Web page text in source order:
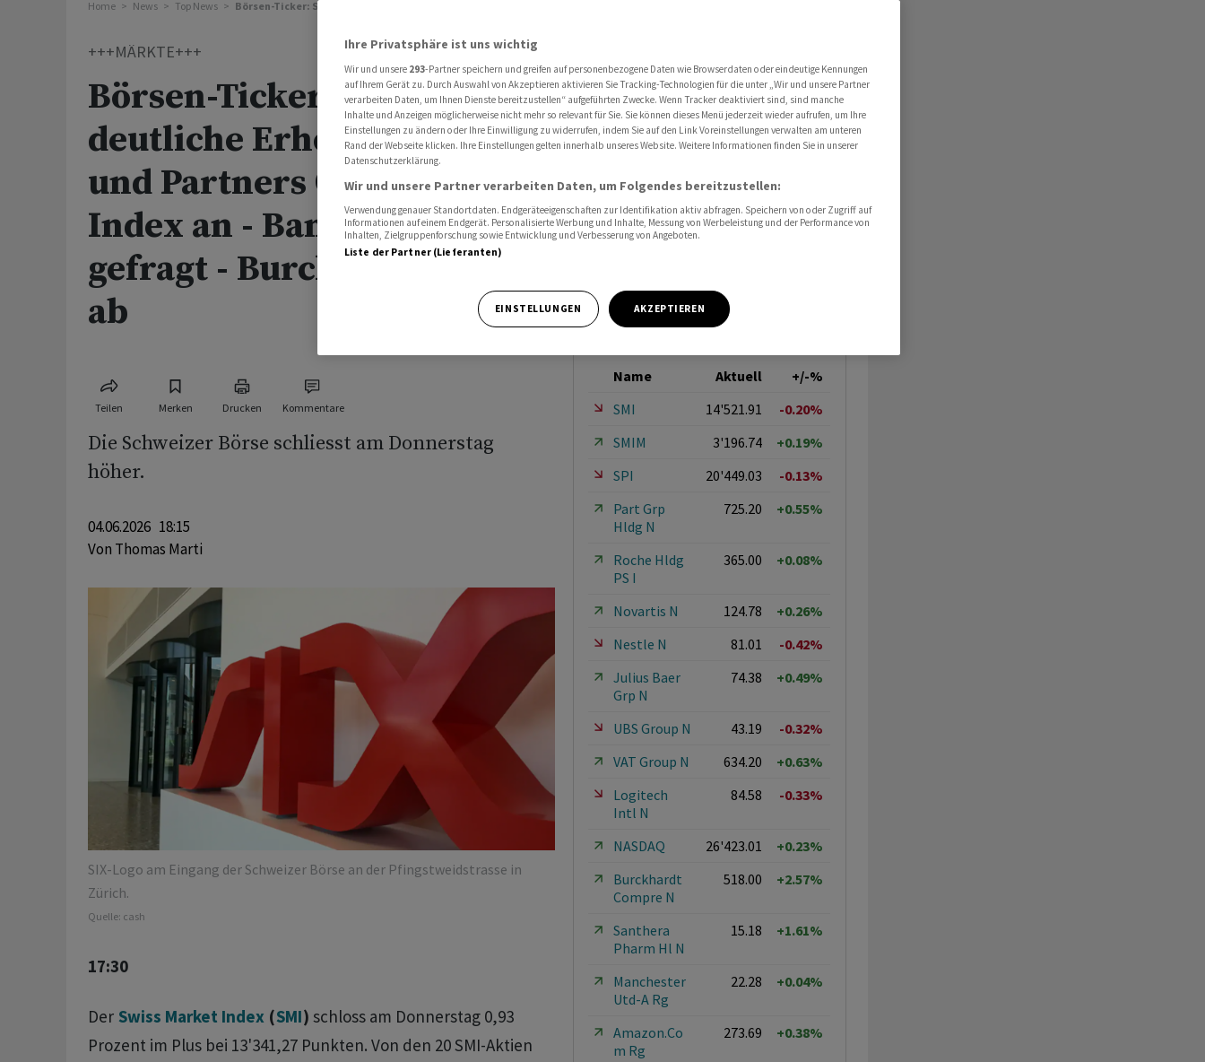
Home News Top News Börsen-Ticker: SMI zeigt deutliche Erholung - Roche und Partners Group führen Index an - Bankwerte gefragt - Burckhardt sackt ab
+++MÄRKTE+++
Börsen-Ticker: SMI zeigt
deutliche Erholung - Roche
und Partners Group führen
Index an - Bankwerte
gefragt - Burckhardt sackt
ab
Teilen Merken Drucken Kommentare
Die Schweizer Börse schliesst am Donnerstag
höher.
04.06.2026 18:15
Von Thomas Marti
SIX-Logo am Eingang der Schweizer Börse an der Pfingstweidstrasse in
Zürich.
Quelle: cash
17:30
Der Swiss Market Index (SMI) schloss am Donnerstag 0,93
Prozent im Plus bei 13'341,27 Punkten. Von den 20 SMI-Aktien
Name Aktuell
+/-%
SMI
14'521.91
-0.20%
SMIM
3'196.74
+0.19%
SPI
20'449.03
-0.13%
Part Grp
Hldg N
725.20 +0.55%
Roche Hldg
PS I
365.00 +0.08%
Novartis N 124.78
+0.26%
Nestle N
81.01
-0.42%
Julius Baer
Grp N
74.38 +0.49%
UBS Group N 43.19
-0.32%
VAT Group N
634.20
+0.63%
Logitech
Intl N
84.58 -0.33%
NASDAQ 26'423.01
+0.23%
Burckhardt
Compre N
518.00 +2.57%
Santhera
Pharm Hl N
15.18 +1.61%
Manchester
Utd-A Rg
22.28 +0.04%
Amazon.Co
m Rg
273.69 +0.38%
Ihre Privatsphäre ist uns wichtig
Wir und unsere 293-Partner speichern und greifen auf personenbezogene Daten wie Browserdaten oder eindeutige Kennungen
auf Ihrem Gerät zu. Durch Auswahl von Akzeptieren aktivieren Sie Tracking-Technologien für die unter „Wir und unsere Partner
verarbeiten Daten, um Ihnen Dienste bereitzustellen“ aufgeführten Zwecke. Wenn Tracker deaktiviert sind, sind manche
Inhalte und Anzeigen möglicherweise nicht mehr so relevant für Sie. Sie können dieses Menü jederzeit wieder aufrufen, um Ihre
Einstellungen zu ändern oder Ihre Einwilligung zu widerrufen, indem Sie auf den Link Voreinstellungen verwalten am unteren
Rand der Webseite klicken. Ihre Einstellungen gelten innerhalb unseres Website. Weitere Informationen finden Sie in unserer
Datenschutzerklärung.
Wir und unsere Partner verarbeiten Daten, um Folgendes bereitzustellen:
Verwendung genauer Standortdaten. Endgeräteeigenschaften zur Identifikation aktiv abfragen. Speichern von oder Zugriff auf
Informationen auf einem Endgerät. Personalisierte Werbung und Inhalte, Messung von Werbeleistung und der Performance von
Inhalten, Zielgruppenforschung sowie Entwicklung und Verbesserung von Angeboten.
Liste der Partner (Lieferanten)
EINSTELLUNGEN AKZEPTIEREN